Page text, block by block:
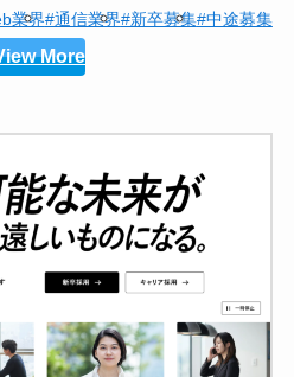
業界#通信業界#新卒募集#中途募集
More